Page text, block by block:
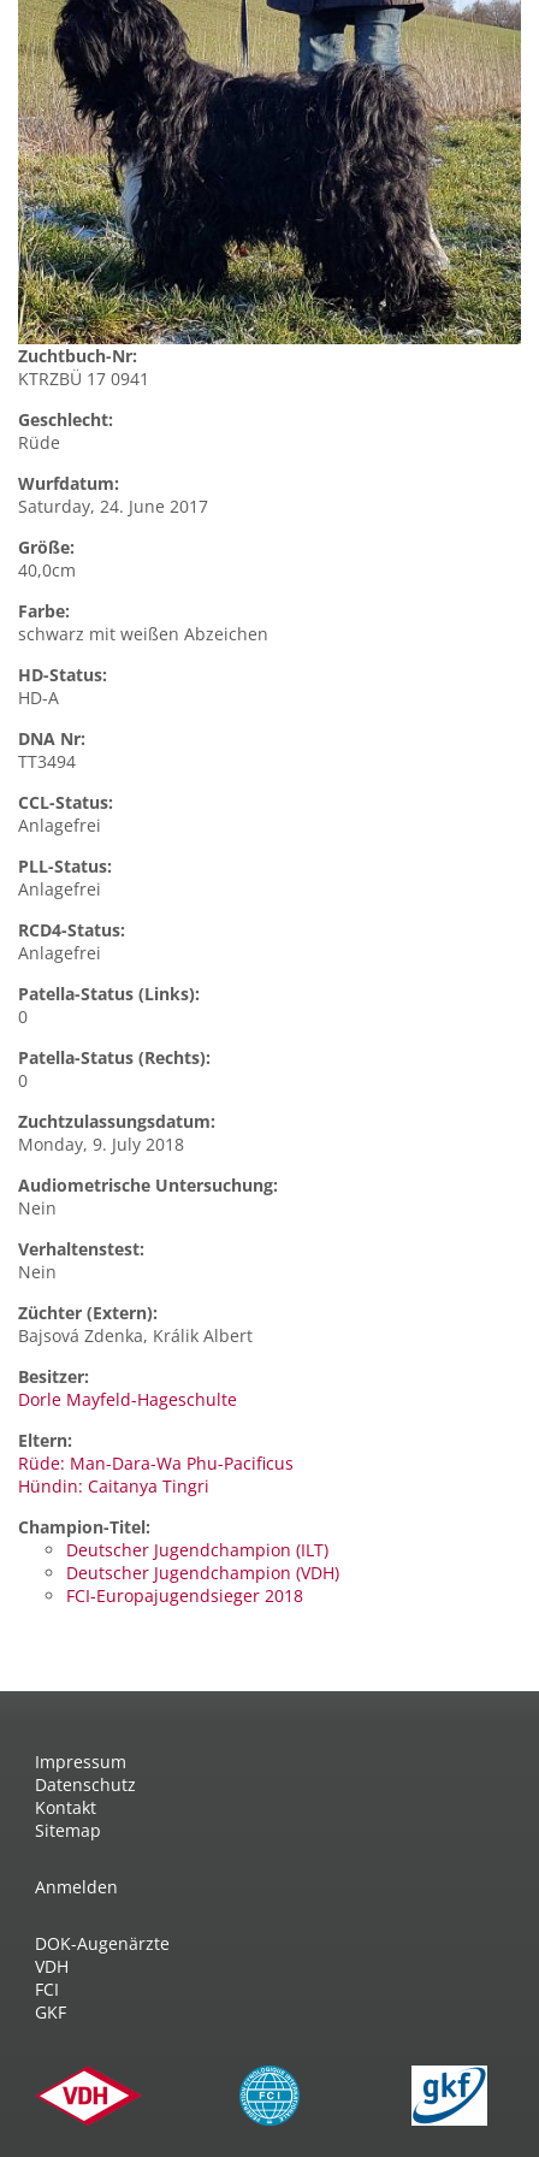
Zuchtbuch-Nr:
KTRZBÜ 17 0941
Geschlecht:
Rüde
Wurfdatum:
Saturday, 24. June 2017
Größe:
40,0cm
Farbe:
schwarz mit weißen Abzeichen
HD-Status:
HD-A
DNA Nr:
TT3494
CCL-Status:
Anlagefrei
PLL-Status:
Anlagefrei
RCD4-Status:
Anlagefrei
Patella-Status (Links):
0
Patella-Status (Rechts):
0
Zuchtzulassungsdatum:
Monday, 9. July 2018
Audiometrische Untersuchung:
Nein
Verhaltenstest:
Nein
Züchter (Extern):
Bajsová Zdenka, Králik Albert
Besitzer:
Dorle Mayfeld-Hageschulte
Eltern:
Rüde: Man-Dara-Wa Phu-Pacificus
Hündin: Caitanya Tingri
Champion-Titel:
Deutscher Jugendchampion (ILT)
Deutscher Jugendchampion (VDH)
FCI-Europajugendsieger 2018
Impressum
Datenschutz
Kontakt
Sitemap
Anmelden
DOK-Augenärzte
VDH
FCI
GKF